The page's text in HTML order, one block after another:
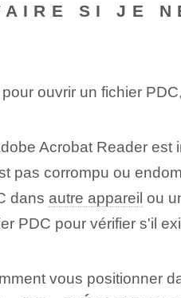
SI JE
ouvrir un fichier
Acrobat Reader est
pas corrompu ou
dans autre appareil ou
PDC pour vérifier s'il
vous positionner